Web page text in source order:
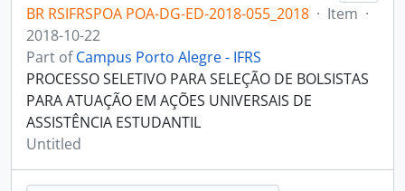
BR RSIFRSPOA POA-DG-ED-2018-055_2018 · Item ·
2018-10-22
Part ofCampus Porto Alegre - IFRS
PROCESSO SELETIVO PARA SELEÇÃO DE BOLSISTAS
PARA ATUAÇÃO EM AÇÕES UNIVERSAIS DE
ASSISTÊNCIA ESTUDANTIL
Untitled